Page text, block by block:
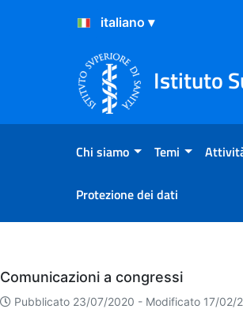
Salta al Contenuto
Salta al Footer
Istituto
Chi siamo Temi
Protezione dei dati
Eventi
Comunicazioni a congressi
Pubblicato 23/07/2020 - Modificato 17/02/